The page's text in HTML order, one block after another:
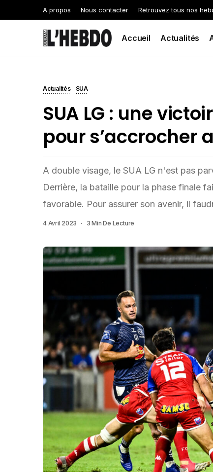
A propos Nous contacter Retrouvez tous nos
Accueil Actualités
Actualités SUA
SUA LG : une
pour s’accrocher
A double visage, le SUA LG n'est pas
Derrière, la bataille pour la phase finale
favorable. Pour assurer son avenir, il
4 Avril 2023 3 Min De Lecture